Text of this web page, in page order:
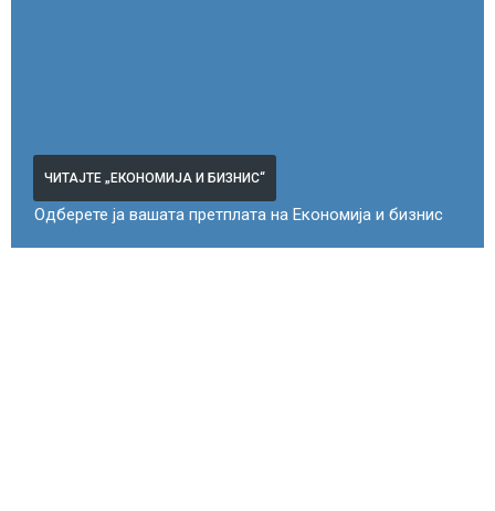
ЧИТАЈТЕ „ЕКОНОМИЈА И БИЗНИС“
Одберете ја вашата претплата на Економија и бизнис